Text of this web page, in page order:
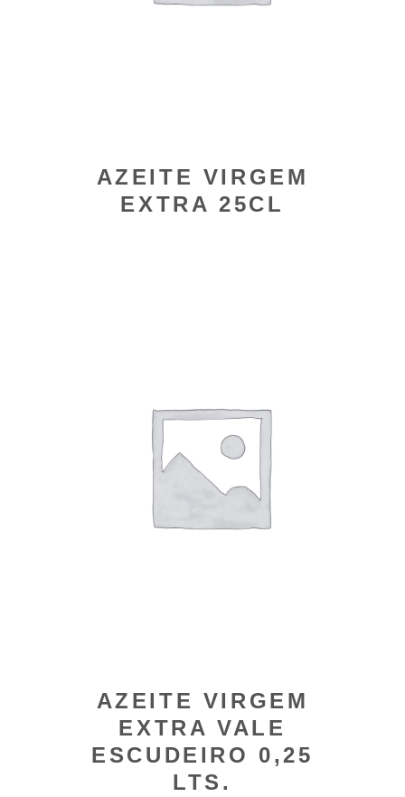
AZEITE VIRGEM
EXTRA 25CL
AZEITE VIRGEM
EXTRA VALE
ESCUDEIRO 0,25
LTS.